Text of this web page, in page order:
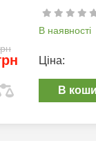
В наявності
Ціна:
В